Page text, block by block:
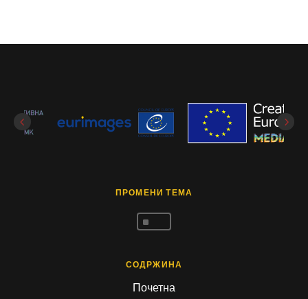
ПРОМЕНИ ТЕМА
^
СОДРЖИНА
Почетна